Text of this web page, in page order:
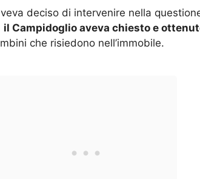
deciso di intervenire nella
il Campidoglio aveva chiesto e
che risiedono nell’immobile.